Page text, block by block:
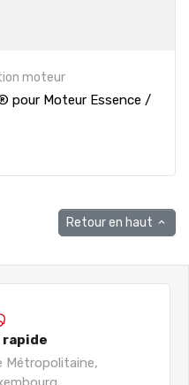
moteur
pour Moteur Essence /
Retour en haut 
Métropolitaine,